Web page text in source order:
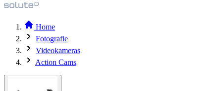
Home
Fotografie
Videokameras
Action Cams